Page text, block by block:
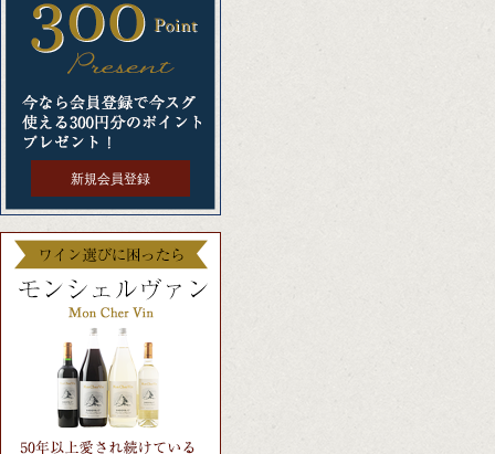
新規会員登録